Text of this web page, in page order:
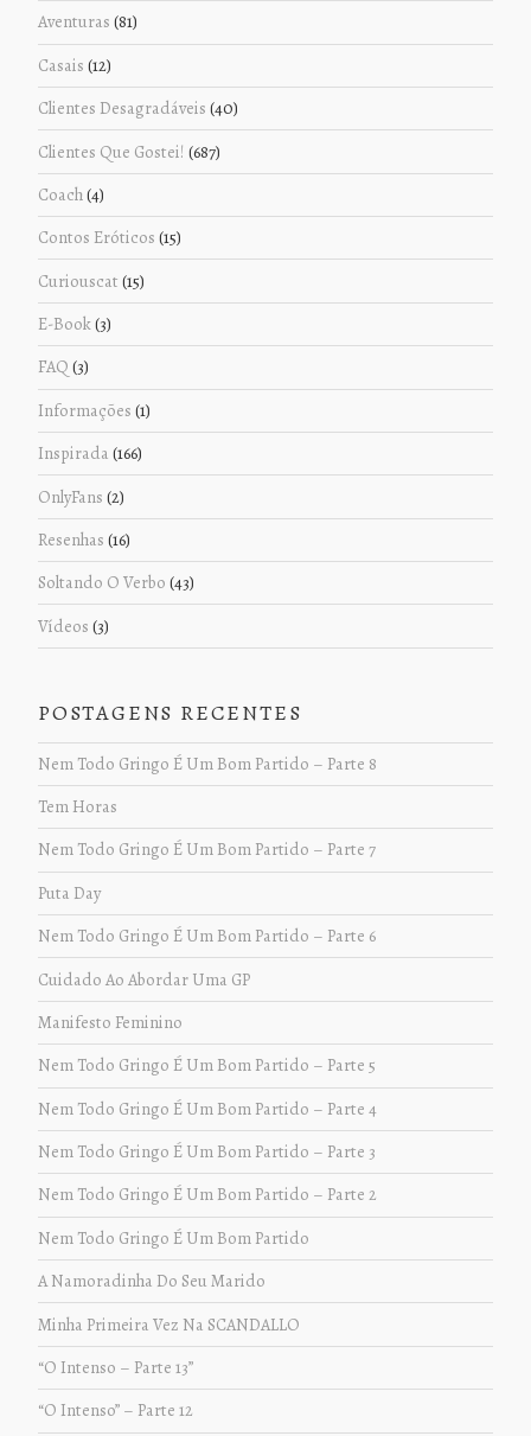
Aventuras (81)
Casais (12)
Clientes Desagradáveis (40)
Clientes Que Gostei! (687)
Coach(4)
Contos Eróticos (15)
Curiouscat (15)
E-Book(3)
FAQ (3)
Informações (1)
Inspirada (166)
OnlyFans (2)
Resenhas (16)
Soltando O Verbo (43)
Vídeos (3)
POSTAGENS RECENTES
Nem Todo Gringo É Um Bom Partido – Parte 8
Tem Horas
Nem Todo Gringo É Um Bom Partido – Parte 7
Puta Day
Nem Todo Gringo É Um Bom Partido – Parte 6
Cuidado Ao Abordar Uma GP
Manifesto Feminino
Nem Todo Gringo É Um Bom Partido – Parte 5
Nem Todo Gringo É Um Bom Partido – Parte 4
Nem Todo Gringo É Um Bom Partido – Parte 3
Nem Todo Gringo É Um Bom Partido – Parte 2
Nem Todo Gringo É Um Bom Partido
A Namoradinha Do Seu Marido
Minha Primeira Vez Na SCANDALLO
“O Intenso – Parte 13”
“O Intenso” – Parte 12